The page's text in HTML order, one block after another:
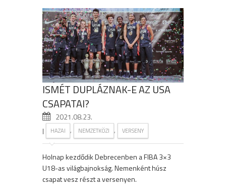
ISMÉT DUPLÁZNAK-E AZ USA
CSAPATAI?
2021.08.23.
| HAZAI , NEMZETKÖZI , VERSENY
Holnap kezdődik Debrecenben a FIBA 3×3
U18-as világbajnokság. Nemenként húsz
csapat vesz részt a versenyen.